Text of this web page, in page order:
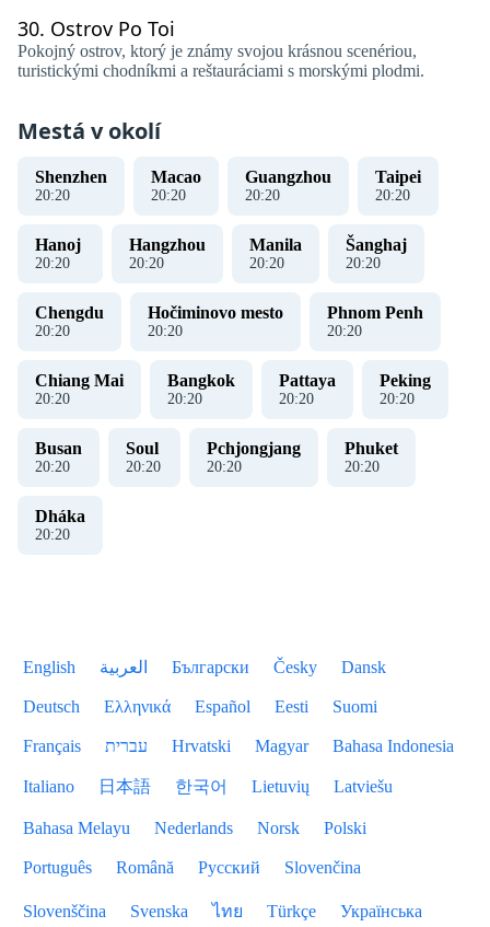
30. Ostrov Po Toi
Pokojný ostrov, ktorý je známy svojou krásnou scenériou,
turistickými chodníkmi a reštauráciami s morskými plodmi.
Mestá v okolí
Shenzhen
20:20
Macao
20:20
Guangzhou
20:20
Taipei
20:20
Hanoj ​​
20:20
Hangzhou
20:20
Manila
20:20
Šanghaj
20:20
Chengdu
20:20
Hočiminovo mesto
20:20
Phnom Penh
20:20
Chiang Mai
20:20
Bangkok
20:20
Pattaya
20:20
Peking
20:20
Busan
20:20
Soul
20:20
Pchjongjang
20:20
Phuket
20:20
Dháka
20:20
English العربية Български Česky Dansk
Deutsch Ελληνικά Español Eesti Suomi
Français עברית Hrvatski Magyar Bahasa Indonesia
Italiano 日本語 한국어 Lietuvių Latviešu
Bahasa Melayu Nederlands Norsk Polski
Português Română Русский Slovenčina
Slovenščina Svenska ไทย Türkçe Українська